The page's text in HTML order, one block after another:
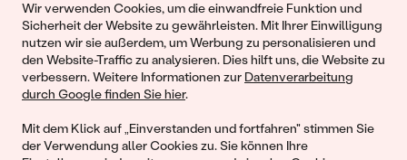
Wir verwenden Cookies, um die einwandfreie Funktion und
Sicherheit der Website zu gewährleisten. Mit Ihrer Einwilligung
nutzen wir sie außerdem, um Werbung zu personalisieren und
den Website-Traffic zu analysieren. Dies hilft uns, die Website zu
verbessern. Weitere Informationen zur Datenverarbeitung
durch Google finden Sie hier.
Mit dem Klick auf „Einverstanden und fortfahren" stimmen Sie
der Verwendung aller Cookies zu. Sie können Ihre
Begleiten Sie uns!